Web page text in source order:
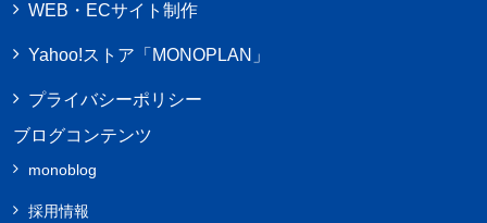
WEB・ECサイト制作
Yahoo!ストア「MONOPLAN」
プライバシーポリシー
ブログコンテンツ
monoblog
採用情報